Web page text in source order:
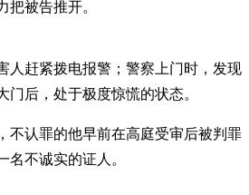
把被告推开。
人赶紧拨电报警；警察上门时，发现
门后，处于极度惊慌的状态。
不认罪的他早前在高庭受审后被判罪
名不诚实的证人。